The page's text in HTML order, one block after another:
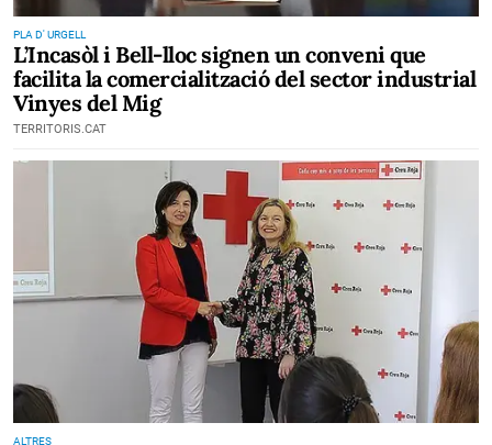
PLA D' URGELL
L’Incasòl i Bell-lloc signen un conveni que
facilita la comercialització del sector industrial
Vinyes del Mig
TERRITORIS.CAT
ALTRES